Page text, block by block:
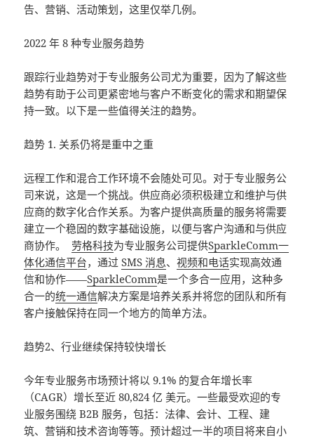
告、营销、活动策划，这里仅举几例。
2022 年 8 种专业服务趋势
跟踪行业趋势对于专业服务公司尤为重要，因为了解这些
趋势有助于公司更紧密地与客户不断变化的需求和期望保
持一致。以下是一些值得关注的趋势。
趋势 1. 关系仍将是重中之重
远程工作和混合工作环境不会随处可见。对于专业服务公
司来说，这是一个挑战。供应商必须积极建立和维护与供
应商的数字化合作关系。为客户提供高质量的服务将需要
建立一个稳固的数字基础设施，以便与客户沟通和与供应
商协作。 劳格科技为专业服务公司提供SparkleComm一
体化通信平台，通过SMS 消息、视频和电话实现高效通
信和协作——SparkleComm是一个多合一应用，这种多
合一的统一通信解决方案是培养关系并将您的团队和所有
客户接触保持在同一个地方的简单方法。
趋势2、行业继续保持较快增长
今年专业服务市场预计将以 9.1% 的复合年增长率
（CAGR）增长至近 80,824 亿 美元。一些最受欢迎的专
业服务围绕 B2B 服务，包括：法律、会计、工程、建
筑、营销和技术咨询等等。预计超过一半的项目将来自小